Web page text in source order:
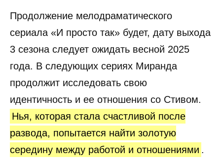
Продолжение мелодраматического
сериала «И просто так» будет, дату выхода
3 сезона следует ожидать весной 2025
года. В следующих сериях Миранда
продолжит исследовать свою
идентичность и ее отношения со Стивом.
Нья, которая стала счастливой после
развода, попытается найти золотую
середину между работой и отношениями .